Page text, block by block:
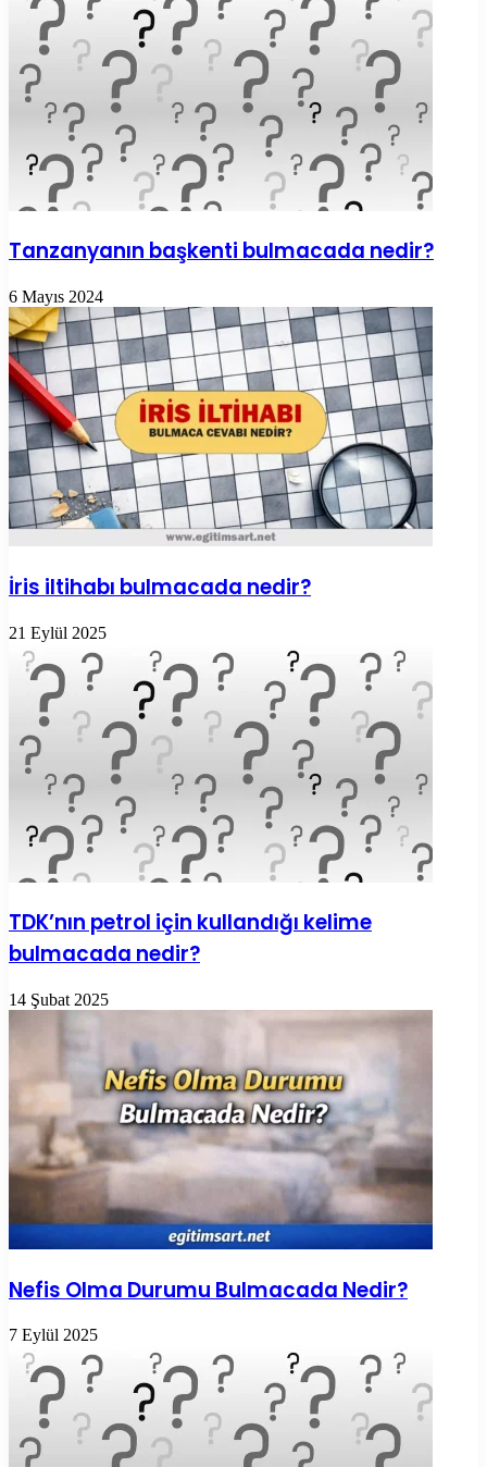
Tanzanyanın başkenti bulmacada nedir?
6 Mayıs 2024
İris iltihabı bulmacada nedir?
21 Eylül 2025
TDK’nın petrol için kullandığı kelime
bulmacada nedir?
14 Şubat 2025
Nefis Olma Durumu Bulmacada Nedir?
7 Eylül 2025